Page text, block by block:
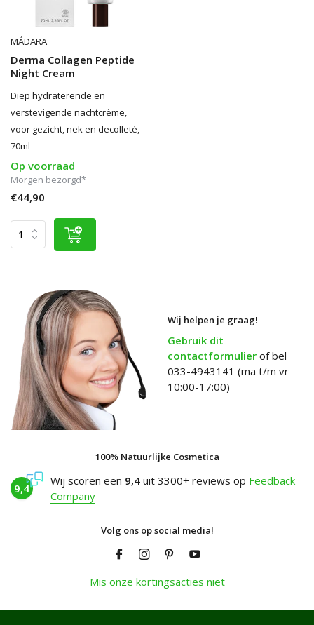
MÁDARA
Derma Collagen Peptide
Night Cream
Diep hydraterende en
verstevigende nachtcrème,
voor gezicht, nek en decolleté,
70ml
Op voorraad
Morgen bezorgd*
€44,90
Wij helpen je graag!
Gebruik dit
contactformulier of bel
033-4943141 (ma t/m vr
10:00-17:00)
100% Natuurlijke Cosmetica
9,4
Wij scoren een 9,4 uit 3300+ reviews op Feedback
Company
Volg ons op social media!
Mis onze kortingsacties niet